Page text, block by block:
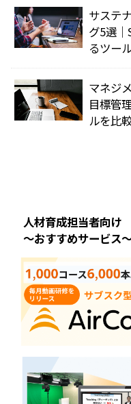
サステ
グ5選｜
るツー
マネジ
目標管
ルを比
人材育成担当者向け
～おすすめサービス